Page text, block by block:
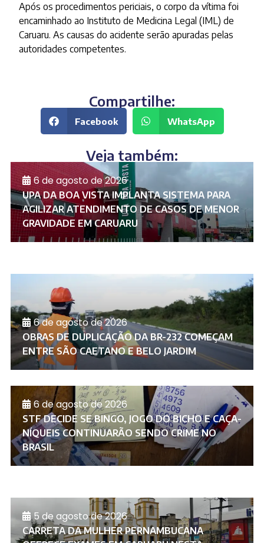
Após os procedimentos periciais, o corpo da vítima foi
encaminhado ao Instituto de Medicina Legal (IML) de
Caruaru. As causas do acidente serão apuradas pelas
autoridades competentes.
Compartilhe:
Facebook WhatsApp
Veja também:
6 de agosto de 2026
UPA DA BOA VISTA IMPLANTA SISTEMA PARA
AGILIZAR ATENDIMENTO DE CASOS DE MENOR
GRAVIDADE EM CARUARU
6 de agosto de 2026
OBRAS DE DUPLICAÇÃO DA BR-232 COMEÇAM
ENTRE SÃO CAETANO E BELO JARDIM
6 de agosto de 2026
STF DECIDE SE BINGO, JOGO DO BICHO E CAÇA-
NÍQUEIS CONTINUARÃO SENDO CRIME NO
BRASIL
5 de agosto de 2026
CARRETA DA MULHER PERNAMBUCANA